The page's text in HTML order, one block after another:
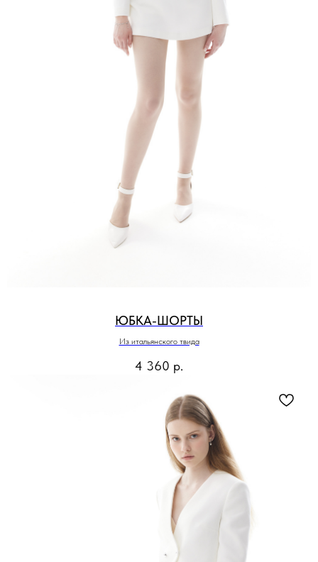
ЮБКА-ШОРТЫ
Из итальянского твида
4 360 р.